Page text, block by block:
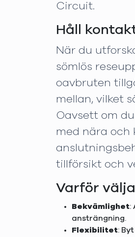
Circuit.
Håll
När du
sömlös
oavbruten
mellan, vilket
Oavsett om
med nära och
tillförsikt och
Varför
Bekvämlighet:
ansträngning.
Flexibilitet: